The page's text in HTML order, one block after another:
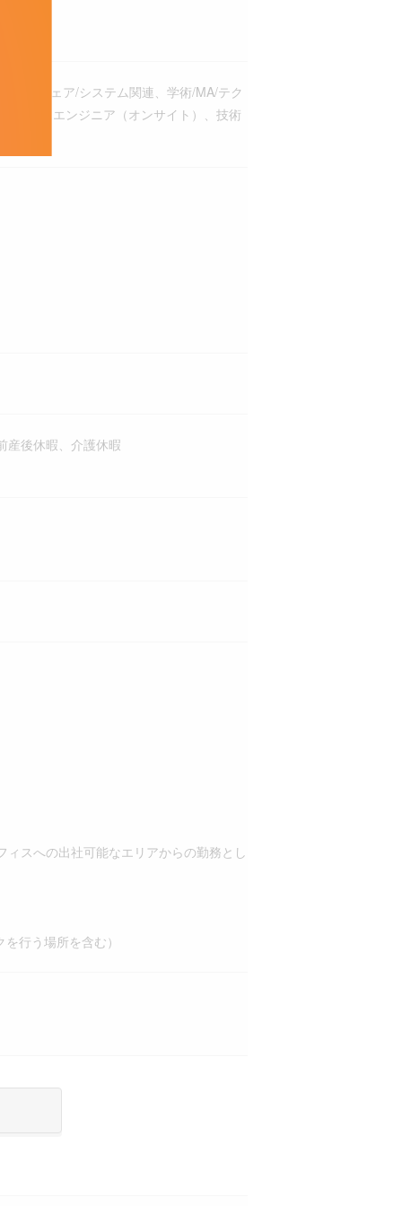
フトウェア/システム関連、学術/MA/テク
ービスエンジニア（オンサイト）、技術
産後休暇、介護休暇
スへの出社可能なエリアからの勤務とし
行う場所を含む）